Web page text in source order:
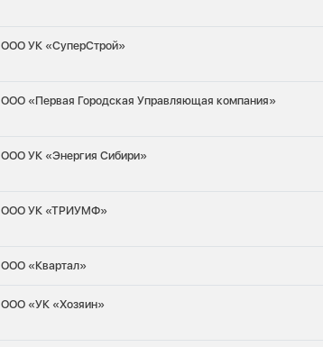
ООО УК «СуперСтрой»
ООО «Первая Городская Управляющая компания»
ООО УК «Энергия Сибири»
ООО УК «ТРИУМФ»
ООО «Квартал»
ООО «УК «Хозяин»